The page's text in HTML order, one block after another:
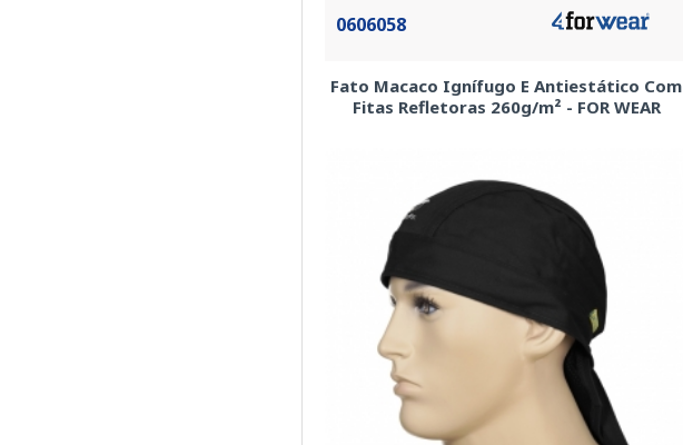
0606058
Fato Macaco Ignífugo E Antiestático Com
Fitas Refletoras 260g/m² - FOR WEAR